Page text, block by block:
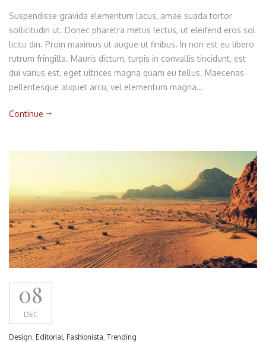
Suspendisse gravida elementum lacus, amae suada tortor
sollicitudin ut. Donec pharetra metus lectus, ut eleifend eros sol
licitu din. Proin maximus ut augue ut finibus. In non est eu libero
rutrum fringilla. Mauris dictum, turpis in convallis tincidunt, est
dui varius est, eget ultrices magna quam eu tellus. Maecenas
pellentesque aliquet arcu, vel elementum magna…
Continue
08
DEC
Design Editorial Fashionista Trending